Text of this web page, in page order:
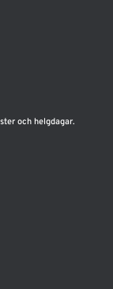
och helgdagar.